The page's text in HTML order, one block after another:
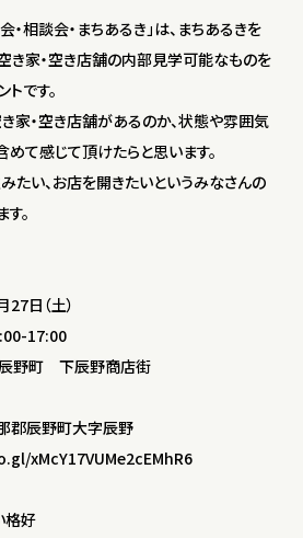
・相談会・まちあるき」は、まちあるきを
き家・空き店舗の内部見学可能なものを
です。
家・空き店舗があるのか、状態や雰囲気
めて感じて頂けたらと思います。
たい、お店を開きたいというみなさんの
。
（土）
17:00
町 下辰野商店街
辰野町大字辰野
xMcY17VUMe2cEMhR6
好